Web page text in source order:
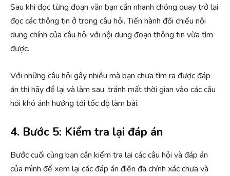
Sau khi đọc từng đoạn văn bạn cần nhanh chóng quay trở lại
đọc các thông tin ở trong câu hỏi. Tiến hành đối chiếu nội
dung chính của câu hỏi với nội dung đoạn thông tin vừa tìm
được.
Với những câu hỏi gây nhiễu mà bạn chưa tìm ra được đáp
án thì hãy để lại và làm sau, tránh mất thời gian vào các câu
hỏi khó ảnh hưởng tới tốc độ làm bài.
4. Bước 5: Kiểm tra lại đáp án
Bước cuối cùng bạn cần kiểm tra lại các câu hỏi và đáp án
của mình để xem lại các đáp án điền đã chính xác chưa và